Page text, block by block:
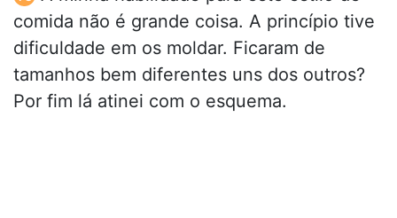
comida não é grande coisa. A princípio tive
dificuldade em os moldar. Ficaram de
tamanhos bem diferentes uns dos outros?
Por fim lá atinei com o esquema.